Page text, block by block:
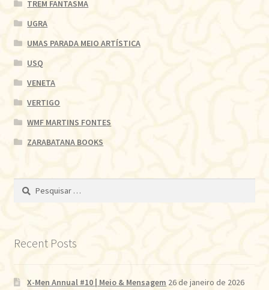
TREM FANTASMA
UGRA
UMAS PARADA MEIO ARTÍSTICA
USQ
VENETA
VERTIGO
WMF MARTINS FONTES
ZARABATANA BOOKS
Pesquisar
Recent Posts
X-Men Annual #10 | Meio & Mensagem 26 de janeiro de 2026